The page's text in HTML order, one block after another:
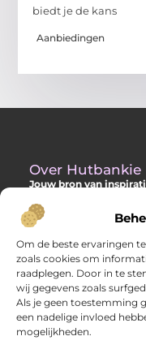
Om de beste ervaringen
zoals cookies om
raadplegen. Door in te
wij gegevens zoals
Als je geen toestemming
een nadelige invloed
mogelijkheden.
biedt je de kans
Aanbiedingen
Over Hutbankie
Jouw bron van
Ontdek een ruime
het meeste uit je
adviezen en
buitenplekken.
Bericht categorie